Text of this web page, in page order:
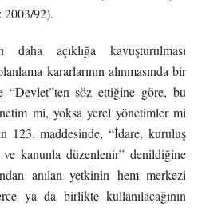
92).
açıklığa kavuşturulması
kararlarının alınmasında bir
“Devlet”ten söz ettiğine göre, bu
mi, yoksa yerel yönetimler mi
123. maddesinde, “İdare, kuruluş
kanunla düzenlenir” denildiğine
anılan yetkinin hem merkezi
ya da birlikte kullanılacağının